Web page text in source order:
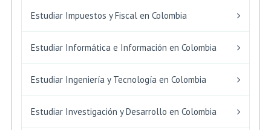
Estudiar Impuestos y Fiscal en Colombia
Estudiar Informática e Información en Colombia
Estudiar Ingeniería y Tecnología en Colombia
Estudiar Investigación y Desarrollo en Colombia